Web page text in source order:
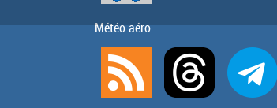
Météo aéro